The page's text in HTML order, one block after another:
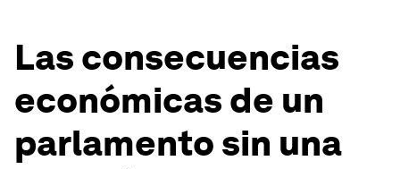
Las consecuencias
económicas de un
parlamento sin una